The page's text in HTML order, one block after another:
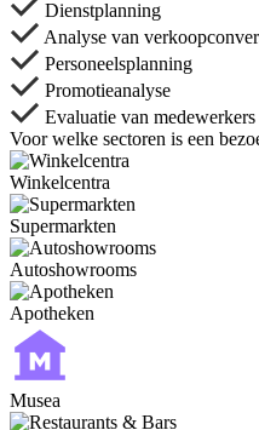
Dienstplanning
Analyse van
Personeelsplanning
Promotieanalyse
Evaluatie van
Voor welke sectoren is een
Winkelcentra
Supermarkten
Autoshowrooms
Apotheken
Musea